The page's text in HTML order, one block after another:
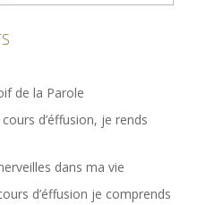
de la Parole
d’éffusion, je rends
dans ma vie
d’éffusion je comprends